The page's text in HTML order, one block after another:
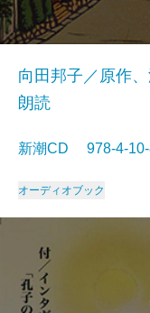
向田邦子／原作
朗読
新潮CD 978-4-
オーディオブック